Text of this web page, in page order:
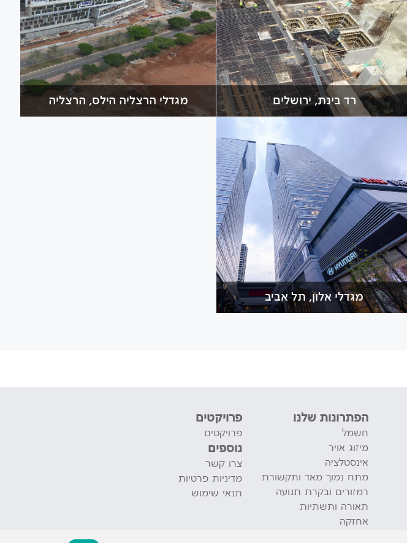
רד בינת, ירושלים מגדלי הרצליה הילס, הרצליה
מגדלי אלון, תל אביב
הפתרונות שלנו
חשמל
מיזוג אויר
אינסטלציה
מתח נמוך מאד ותקשורת
רמזורים ובקרת תנועה
תאורה ותשתיות
אחזקה
פרויקטים
פרויקטים
נוספים
צרו קשר
מדיניות פרטיות
תנאי שימוש